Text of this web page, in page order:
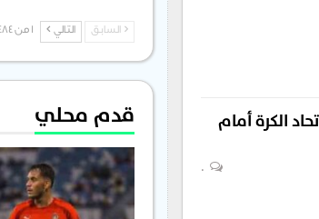
الكرة أمام
السابق التالي 1 من 484
قدم محلي